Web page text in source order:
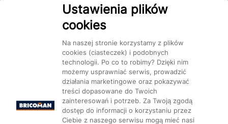
Dostępność
Kategorie Produkty Marki CMS
Ustawienia plików
cookies
Na naszej stronie korzystamy z plików
cookies (ciasteczek) i podobnych
technologii. Po co to robimy? Dzięki nim
możemy usprawniać serwis, prowadzić
działania marketingowe oraz pokazywać
treści dopasowane do Twoich
zainteresowań i potrzeb. Za Twoją zgodą
dostęp do informacji o korzystaniu przez
Ciebie z naszego serwisu mogą mieć nasi